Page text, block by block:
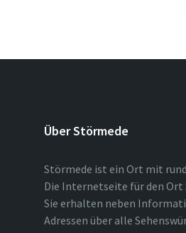
Über Störmede
Störmede ist ein Ort mit
Die Internetseite für den Ort
Sie erhalten neben
Adressen über alle